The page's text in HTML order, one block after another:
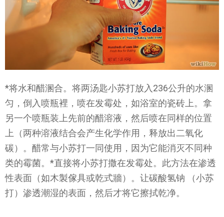
*将水和醋溷合。将两汤匙小苏打放入236公升的水溷
匀，倒入喷瓶裡，喷在发霉处，如浴室的瓷砖上。拿
另一个喷瓶装上先前的醋溶液，然后喷在同样的位置
上（两种溶液结合会产生化学作用，释放出二氧化
碳）。醋常与小苏打一同使用，因为它能消灭不同种
类的霉菌。*直接将小苏打撒在发霉处。此方法在渗透
性表面（如木製傢具或乾式牆）。让碳酸氢钠 （小苏
打）渗透潮湿的表面，然后才将它擦拭乾净。